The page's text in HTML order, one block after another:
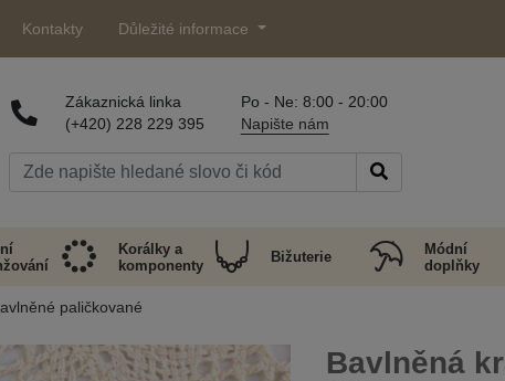
Kontakty Důležité informace
Zákaznická linka
(+420) 228 229 395
Po - Ne: 8:00 - 20:00
Napište nám
Korálky a
komponenty
Bižuterie
Módní
doplňky
paličkované
Bavlněná